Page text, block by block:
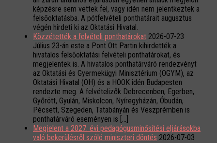
képzésre sem vettek fel, vagy idén nem jelentkeztek a
felsőoktatásba. A pótfelvételi ponthatárait augusztus
végén hirdeti ki az Oktatási Hivatal.
Közzétették a felvételi ponthatárokat 2026-07-23
Július 23-án este a Pont Ott Partin kihirdették a
hivatalos felsőoktatási felvételi ponthatárokat, és
megjelentek is. A hivatalos ponthatárváró rendezvényt
az Oktatási és Gyermekügyi Minisztérium (OGYM), az
Oktatási Hivatal (OH) és a HÖOK idén Budapesten
rendezte meg. A felvételizők Debrecenben, Egerben,
Győrött, Gyulán, Miskolcon, Nyíregyházán, Óbudán,
Pécsett, Szegeden, Tatabányán és Veszprémben is
ponthatárváró eseményen is […]
Megjelent a 2027. évi pedagógusminősítési eljárásokba
való bekerülésről szóló miniszteri döntés 2026-07-03